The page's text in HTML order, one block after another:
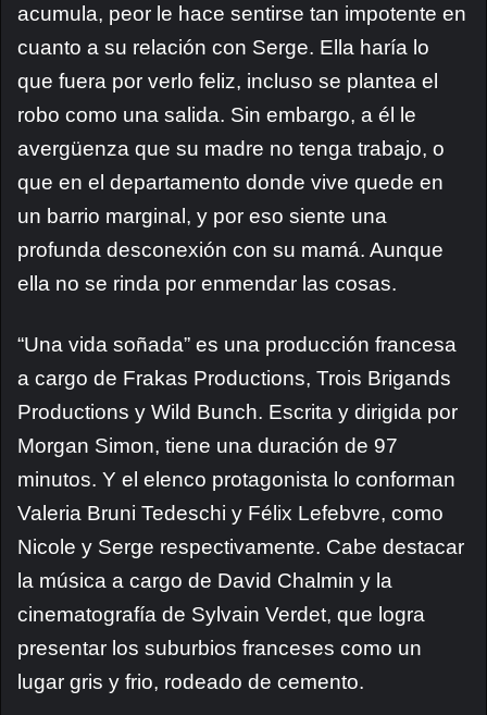
acumula, peor le hace sentirse tan impotente en
cuanto a su relación con Serge. Ella haría lo
que fuera por verlo feliz, incluso se plantea el
robo como una salida. Sin embargo, a él le
avergüenza que su madre no tenga trabajo, o
que en el departamento donde vive quede en
un barrio marginal, y por eso siente una
profunda desconexión con su mamá. Aunque
ella no se rinda por enmendar las cosas.
“Una vida soñada” es una producción francesa
a cargo de Frakas Productions, Trois Brigands
Productions y Wild Bunch. Escrita y dirigida por
Morgan Simon, tiene una duración de 97
minutos. Y el elenco protagonista lo conforman
Valeria Bruni Tedeschi y Félix Lefebvre, como
Nicole y Serge respectivamente. Cabe destacar
la música a cargo de David Chalmin y la
cinematografía de Sylvain Verdet, que logra
presentar los suburbios franceses como un
lugar gris y frio, rodeado de cemento.